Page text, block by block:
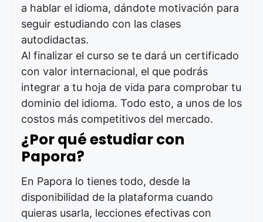
a hablar el idioma, dándote motivación para
seguir estudiando con las clases
autodidactas.
Al finalizar el curso se te dará un certificado
con valor internacional, el que podrás
integrar a tu hoja de vida para comprobar tu
dominio del idioma. Todo esto, a unos de los
costos más competitivos del mercado.
¿Por qué estudiar con
Papora?
En Papora lo tienes todo, desde la
disponibilidad de la plataforma cuando
quieras usarla, lecciones efectivas con